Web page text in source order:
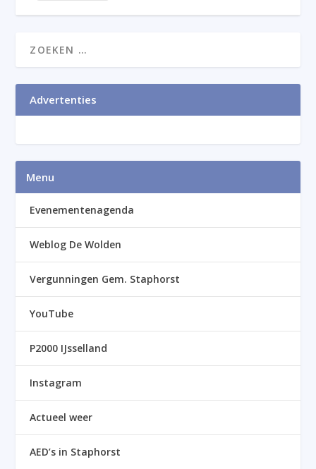
Advertenties
Menu
Evenementenagenda
Weblog De Wolden
Vergunningen Gem. Staphorst
YouTube
P2000 IJsselland
Instagram
Actueel weer
AED’s in Staphorst